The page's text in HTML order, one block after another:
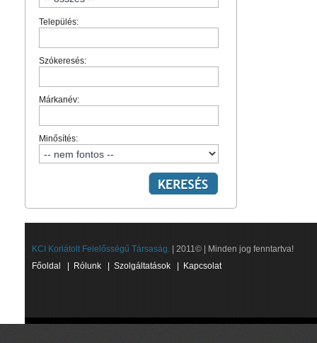
Település:
Szókeresés:
Márkanév:
Minősítés:
KCI Korlátolt Felelősségű Társaság. | 2011© | Minden jog fenntartva!
Főoldal
Rólunk Szolgáltatások Kapcsolat